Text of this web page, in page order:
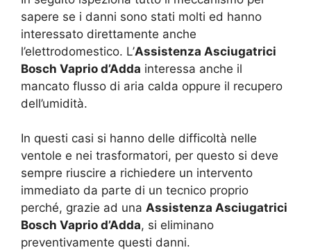
sapere se i danni sono stati molti ed hanno
interessato direttamente anche
l’elettrodomestico. L’Assistenza Asciugatrici
Bosch Vaprio d’Adda interessa anche il
mancato flusso di aria calda oppure il recupero
dell’umidità.
In questi casi si hanno delle difficoltà nelle
ventole e nei trasformatori, per questo si deve
sempre riuscire a richiedere un intervento
immediato da parte di un tecnico proprio
perché, grazie ad una Assistenza Asciugatrici
Bosch Vaprio d’Adda, si eliminano
preventivamente questi danni.